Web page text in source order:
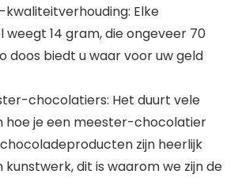
Elke
14 gram, die ongeveer 70
doos biedt u waar voor uw geld
chocolatiers: Het duurt vele
hoe je een meester-chocolatier
zijn heerlijk
kunstwerk, dit is waarom we zijn de